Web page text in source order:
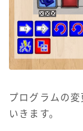
プログラムの
いきます。